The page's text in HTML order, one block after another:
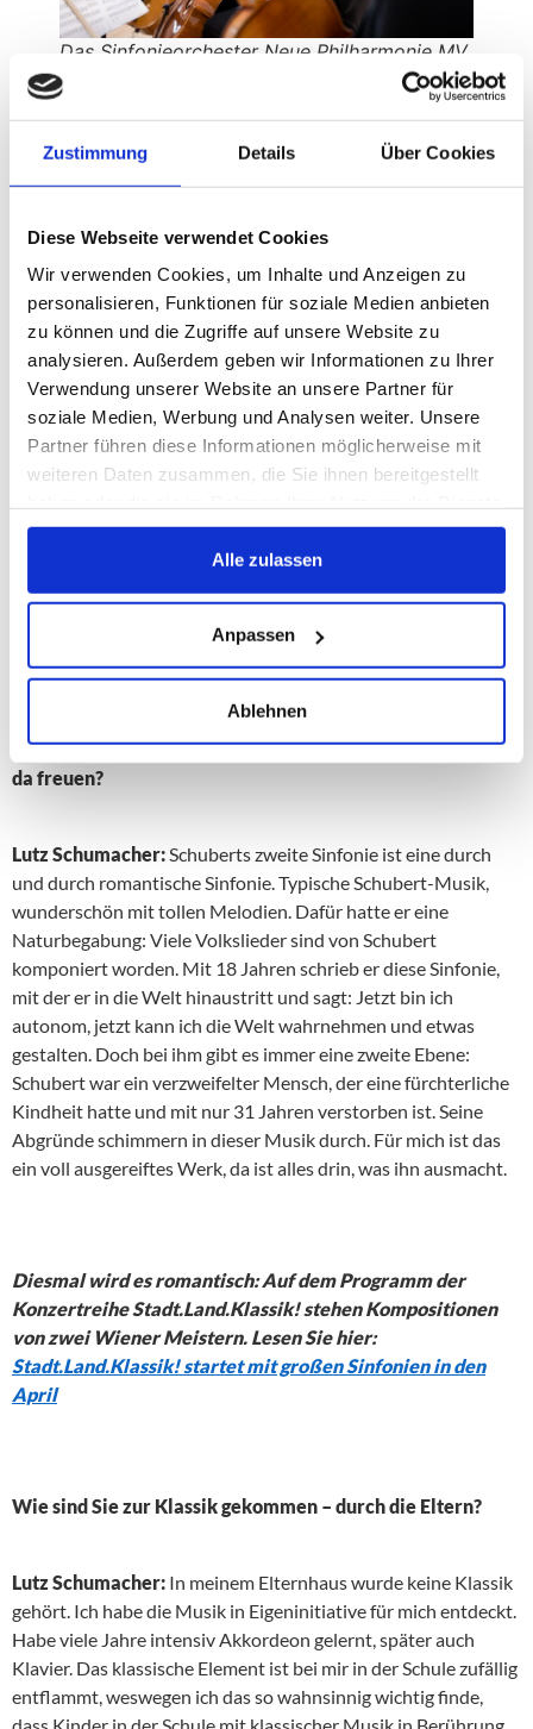
Zustimmung Details Über Cookies
Diese Webseite verwendet Cookies
Wir verwenden Cookies, um Inhalte und Anzeigen zu
personalisieren, Funktionen für soziale Medien anbieten
zu können und die Zugriffe auf unsere Website zu
analysieren. Außerdem geben wir Informationen zu Ihrer
Verwendung unserer Website an unsere Partner für
soziale Medien, Werbung und Analysen weiter. Unsere
Partner führen diese Informationen möglicherweise mit
weiteren Daten zusammen, die Sie ihnen bereitgestellt
gesammelt haben.
Alle zulassen
Anpassen
Ablehnen
Das Sinfonieorchester Neue Philharmonie MV
bei den Proben für Stadt.Land.Klassik! Foto:
Piet Truhlar
in der Musik. In der Romantik arbeitet der Komponist nicht
mehr anlass- und auftragsbezogen für die Fürstenhäuser,
sondern als freischaffender Künstler, der in die Musik seine
Gedanken, Empfindungen und Emotionen hineinlegt. In dieser
unmittelbaren und krassen Form war das damals neu. Das hört
man der Musik an.
abgearbeitet haben. Von Franz Schubert gibt es den
Ausspruch: „Was kann man nach Beethoven noch schreiben?“
Ich glaube, das hat eine Generation von Komponisten verrückt
noch ein paar von der Sorte geschrieben.
Die zweite große Sinfonie bei den insgesamt fünf
Konzerten ist von Franz Schubert. Worauf dürfen wir uns
da freuen?
Lutz Schumacher: Schuberts zweite Sinfonie ist eine durch
und durch romantische Sinfonie. Typische Schubert-Musik,
wunderschön mit tollen Melodien. Dafür hatte er eine
Naturbegabung: Viele Volkslieder sind von Schubert
komponiert worden. Mit 18 Jahren schrieb er diese Sinfonie,
mit der er in die Welt hinaustritt und sagt: Jetzt bin ich
autonom, jetzt kann ich die Welt wahrnehmen und etwas
gestalten. Doch bei ihm gibt es immer eine zweite Ebene:
Schubert war ein verzweifelter Mensch, der eine fürchterliche
Kindheit hatte und mit nur 31 Jahren verstorben ist. Seine
Abgründe schimmern in dieser Musik durch. Für mich ist das
ein voll ausgereiftes Werk, da ist alles drin, was ihn ausmacht.
Diesmal wird es romantisch: Auf dem Programm der
Konzertreihe Stadt.Land.Klassik! stehen Kompositionen
von zwei Wiener Meistern. Lesen Sie hier:
Stadt.Land.Klassik! startet mit großen Sinfonien inden
April
Wie sind Sie zur Klassik gekommen – durch die Eltern?
Lutz Schumacher: In meinem Elternhaus wurde keine Klassik
gehört. Ich habe die Musik in Eigeninitiative für mich entdeckt.
Habe viele Jahre intensiv Akkordeon gelernt, später auch
Klavier. Das klassische Element ist bei mir in der Schule zufällig
entflammt, weswegen ich das so wahnsinnig wichtig finde,